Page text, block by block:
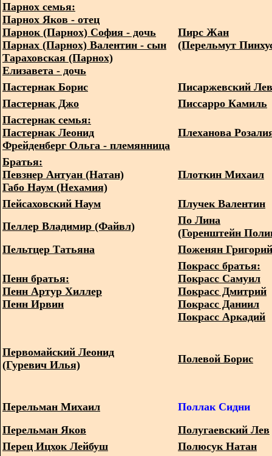
Парнох семья:
Парнох Яков - отец
Парнок (Парнох) София - дочь
Парнах (Парнох) Валентин - сын
Тараховская (Парнох)
Елизавета - дочь
Пирс Жан
(Перельмут
Пастернак Борис
Писаржевский Лев
Пастернак Джо
Писсарро Камиль
Пастернак семья:
Пастернак Леонид
Фрейденберг Ольга - племянница
Плеханова
Братья:
Певзнер Антуан (Натан)
Габо Наум (Нехамия)
Плоткин Михаил
Пейсаховский Наум
Плучек Валентин
Пеллер Владимир (Файвл)
По Лина
(Горенштейн
Пельтцер Татьяна
Поженян Григорий
Пенн братья:
Пенн Артур Хиллер
Пенн Ирвин
Покрасс братья:
Покрасс Самуил
Покрасс Дмитрий
Покрасс Даниил
Покрасс Аркадий
Первомайский Леонид
(Гуревич Илья)
Полевой Борис
Перельман Михаил
Поллак Сидни
Перельман Яков
Полугаевский Лев
Перец Ицхок Лейбуш
Полюсук Натан